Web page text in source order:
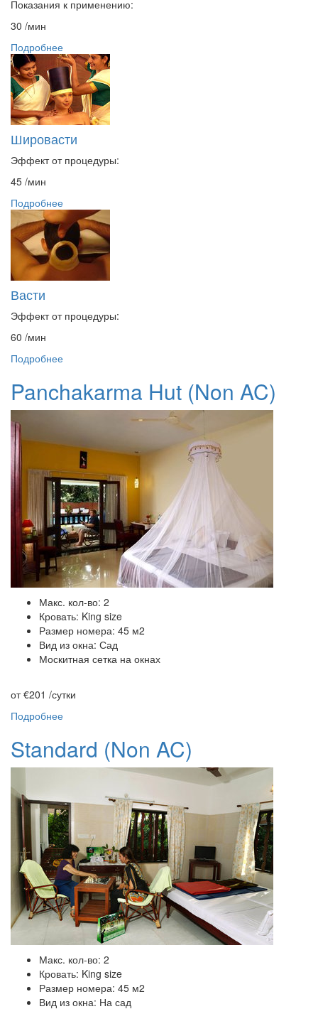
Показания к применению:
30 /мин
Подробнее
Шировасти
Эффект от процедуры:
45 /мин
Подробнее
Васти
Эффект от процедуры:
60 /мин
Подробнее
Panchakarma Hut (Non AC)
Макс. кол-во: 2
Кровать: King size
Размер номера: 45 м2
Вид из окна: Сад
Москитная сетка на окнах
от €201 /сутки
Подробнее
Standard (Non AC)
Макс. кол-во: 2
Кровать: King size
Размер номера: 45 м2
Вид из окна: На сад